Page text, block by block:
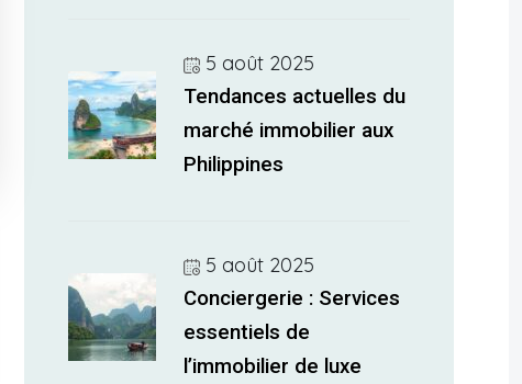
5 août 2025
Tendances actuelles du
marché immobilier aux
Philippines
5 août 2025
Conciergerie : Services
essentiels de
l’immobilier de luxe